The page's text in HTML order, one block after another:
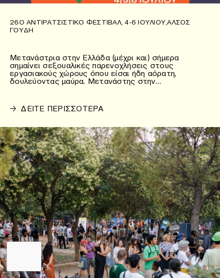
26O ΑΝΤΙΡΑΤΣΙΣΤΙΚΌ ΦΕΣΤΙΒΆΛ, 4-6 ΙΟΥΛΊΟΥ,ΆΛΣΟΣ
ΓΟΥΔΉ
Μετανάστρια στην Ελλάδα (μέχρι και) σήμερα
σημαίνει σεξουαλικές παρενοχλήσεις στους
εργασιακούς χώρους όπου είσαι ήδη αόρατη,
δουλεύοντας μαύρα. Μετανάστης στην…
→ ΔΕΙΤΕ ΠΕΡΙΣΣΟΤΕΡΑ